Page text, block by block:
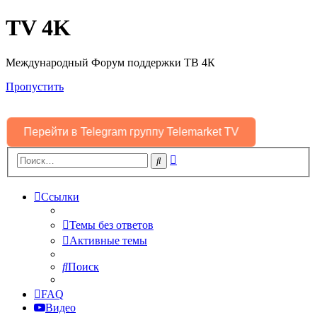
TV 4K
Международный Форум поддержки ТВ 4К
Пропустить
Перейти в Telegram группу Telemarket TV
Поиск
Ссылки
Темы без ответов
Активные темы
Поиск
FAQ
Видео